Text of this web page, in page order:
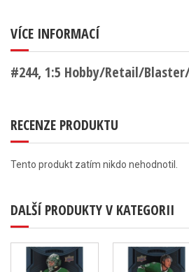
VÍCE INFORMACÍ
#244, 1:5 Hobby/Retail/
RECENZE PRODUKTU
Tento produkt zatím nikdo nehodnotil.
DALŠÍ PRODUKTY V KATEGORII